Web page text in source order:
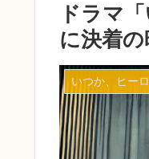
ドラマ
に決着の
いつか、ヒー